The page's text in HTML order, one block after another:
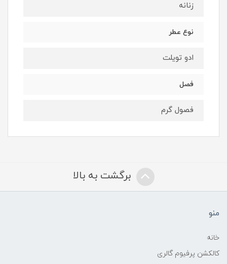
زنانه
نوع عطر
ادو تویلت
فصل
فصول گرم
برگشت به بالا
منو
خانه
کالکشن پرفیوم گالری